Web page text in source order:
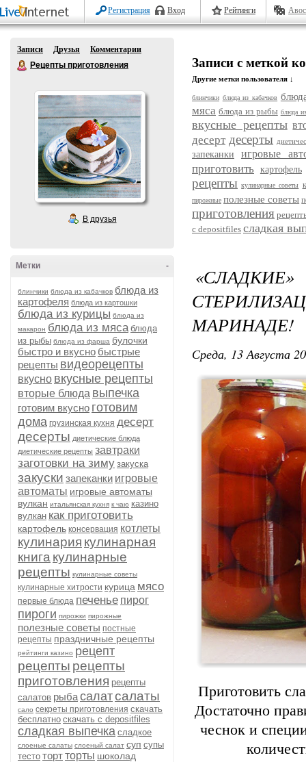
Регистрация Вход Рейтинги
Записи Друзья
Комментарии
Рецепты приготовления
В друзья
-
Метки
блинчики блюда из кабачков блюда из
картофеля блюда из картошки
блюда из курицы блюда из
макарон блюда из мяса блюда
из рыбы блюда из фарша булочки
быстро и вкусно быстрые
рецепты видеорецепты
вкусно вкусные рецепты
вторые блюда выпечка
готовим вкусно готовим
дома грузинская кухня десерт
десерты диетические блюда
диетические рецепты завтраки
заготовки на зиму закуска
закуски запеканки игровые
автоматы игровые автоматы
вулкан итальянская кухня к чаю казино
вулкан как приготовить
картофель консервация котлеты
кулинария кулинарная
книга кулинарные
рецепты кулинарные советы
кулинарные хитрости курица мясо
первые блюда печенье пирог
пироги пирожки пирожные
полезные советы постные
рецепты праздничные рецепты
рейтинги казино рецепт
рецепты рецепты
приготовления рецепты
салатов рыбасалатсалаты
сало секреты приготовления скачать
бесплатно скачать с depositfiles
сладкая выпечка сладкое
слоеные салаты слоеный салат суп супы
тесто тортторты шоколад
Записи с меткой
Другие метки пользователя ↓
блинчики блюда из кабачков
мяса блюда из рыбы блюда
вкусные рецепты
десерт десерты
запеканки игровые
приготовить картофель
рецепты кулинарные советы
пирожные полезные советы
приготовления
с depositfiles сладкая
МАРИНАДЕ!
Среда, 13 Августа
Приготовить
Достаточно
чеснок и